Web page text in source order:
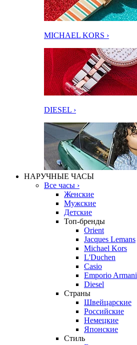
MICHAEL KORS ›
DIESEL ›
НАРУЧНЫЕ ЧАСЫ
Все часы ›
Женские
Мужские
Детские
Топ-бренды
Orient
Jacques Lemans
Michael Kors
L'Duchen
Casio
Emporio Armani
Diesel
Страны
Швейцарские
Российские
Немецкие
Японские
Стиль